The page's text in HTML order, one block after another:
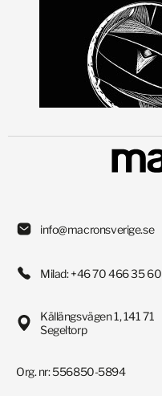
info@macronsverige.se
Milad: +46 70 466 35 60
Källängsvägen 1, 141 71
Segeltorp
Org. nr: 556850-5894